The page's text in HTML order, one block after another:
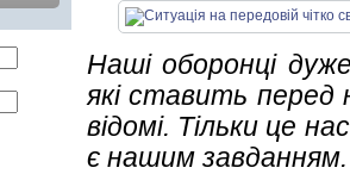
Наші оборонці
які ставить перед
відомі. Тільки це
є нашим завданням.